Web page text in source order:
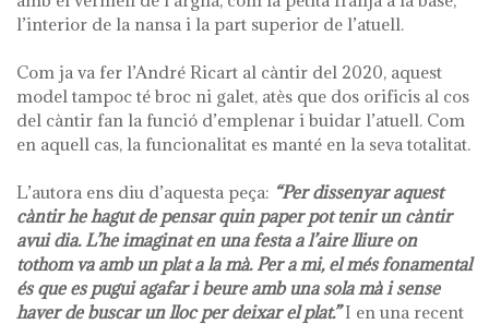
l’interior de la nansa i la part superior de l’atuell.
Com ja va fer l’André Ricart al càntir del 2020, aquest
model tampoc té broc ni galet, atès que dos orificis al cos
del càntir fan la funció d’emplenar i buidar l’atuell. Com
en aquell cas, la funcionalitat es manté en la seva totalitat.
L’autora ens diu d’aquesta peça: “Per dissenyar aquest
càntir he hagut de pensar quin paper pot tenir un càntir
avui dia. L’he imaginat en una festa a l’aire lliure on
tothom va amb un plat a la mà. Per a mi, el més fonamental
és que es pugui agafar i beure amb una sola mà i sense
haver de buscar un lloc per deixar el plat.”I en una recent